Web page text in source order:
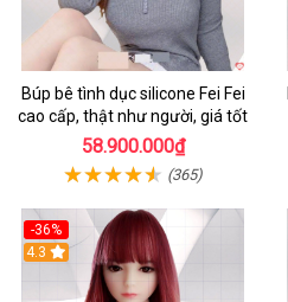
Búp bê tình dục silicone Fei Fei
cao cấp, thật như người, giá tốt
58.900.000₫
(365)
-36%
4.3